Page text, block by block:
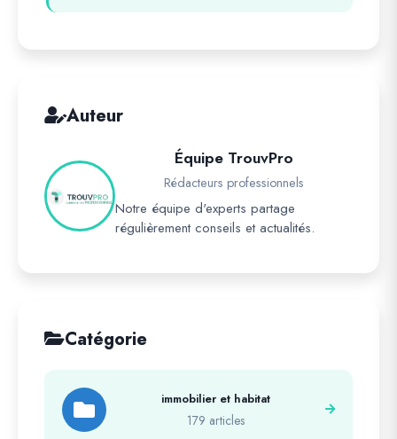
Auteur
Équipe TrouvPro
Rédacteurs professionnels
Notre équipe d'experts partage
régulièrement conseils et actualités.
Catégorie
immobilier et habitat
179 articles